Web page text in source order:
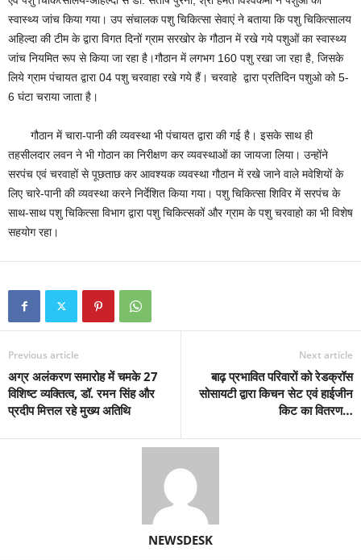
स्वास्थ्य जांच किया गया। उप संचालक पशु चिकित्सा सेवाएं ने बताया कि पशु चिकित्सालय
अहिल्दा की टीम के द्वारा विगत दिनों ग्राम सरखोर के गौठान में रखे गये पशुओं का स्वास्थ्य
जांच नियमित रूप से किया जा रहा है।गौठान में लगभग 160 पशु रखा जा रहा है, जिसके
लिये ग्राम पंचायत द्वारा 04 पशु चरवाहा रखे गये हैं। चरवाहे द्वारा प्रतिदिन पशुओ को 5-
6 घंटा चराया जाता है।
गौठान में चारा-पानी की व्यवस्था भी पंचायत द्वारा की गई है। इसके साथ ही
तहसीलदार लवन ने भी गोठान का निरीक्षण कर व्यवस्थाओं का जायजा लिया। उन्होंने
सरपंच एवं चरवाहों से पूछताछ कर आवश्यक व्यवस्था गौठान में रखे जाने वाले मवेशियों के
लिए चारे-पानी की व्यवस्था करने निर्देशित किया गया। पशु चिकित्सा शिविर में सरपंच के
साथ-साथ पशु चिकित्सा विभाग द्वारा पशु चिकित्सकों और ग्राम के पशु चरवाहो का भी विशेष
सहयोग रहा।
Previous article
अग्र अलंकरण समारोह में चमके 27
विशिष्ट व्यक्तित्व, डॉ. रमन सिंह और
प्रदीप मित्तल रहे मुख्य अतिथि
Next article
बाढ़ प्रभावित परिवारों को रेडक्रॉस
सोसायटी द्वारा किचन सेट एवं हाईजीन
किट का वितरण…
NEWSDESK